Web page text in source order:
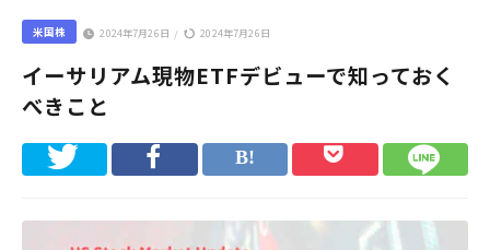
米国株 2024年7月26日 / 2024年7月26日
イーサリアム現物ETFデビューで知っておく
べきこと